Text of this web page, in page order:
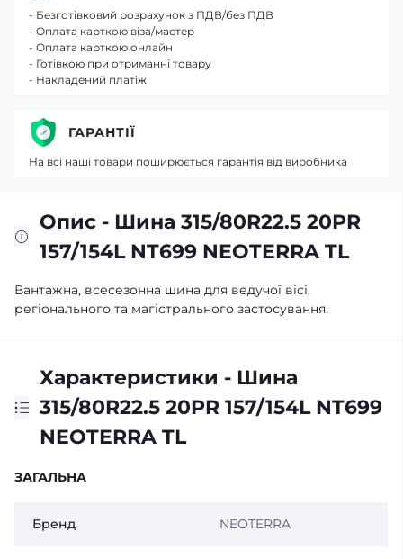
Опис - Шина 315/80R22.5 20PR
157/154L NT699 NEOTERRA TL
Вантажна, всесезонна шина для ведучої вісі,
регіонального та магістрального застосування.
Характеристики - Шина
315/80R22.5 20PR 157/154L NT699
NEOTERRA TL
ЗАГАЛЬНА
Бренд NEOTERRA
- Безготівковий розрахунок з ПДВ/без ПДВ
- Оплата карткою віза/мастер
- Оплата карткою онлайн
- Готівкою при отриманні товару
- Накладений платіж
ГАРАНТІЇ
На всі наші товари поширюється гарантія від виробника